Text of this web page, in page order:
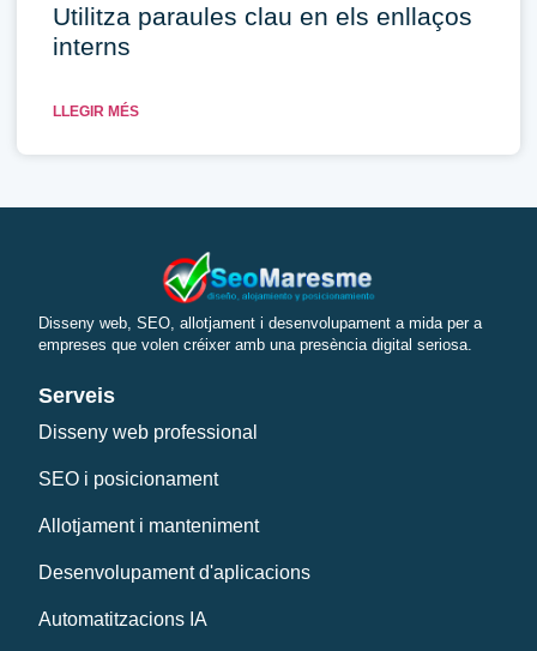
Utilitza paraules clau en els enllaços
interns
LLEGIR MÉS
Disseny web, SEO, allotjament i desenvolupament a mida per a
empreses que volen créixer amb una presència digital seriosa.
Serveis
Disseny web professional
SEO i posicionament
Allotjament i manteniment
Desenvolupament d'aplicacions
Automatitzacions IA